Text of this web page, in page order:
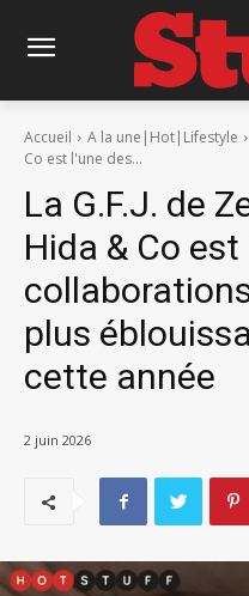
Accueil A la une|Hot|Lifestyle
Co est l'une des...
La G.F.J. de
Hida & Co est
plus
cette année
2 juin 2026